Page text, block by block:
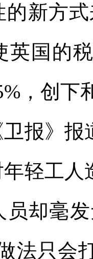
新方
英国的
，创
》报
轻工
员却毫
法只会